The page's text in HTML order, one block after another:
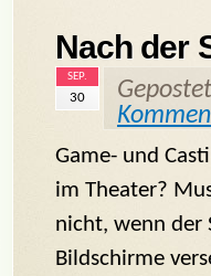
Nach der
SEP.
30
Game- und
im Theater?
nicht, wenn der
Bildschirme